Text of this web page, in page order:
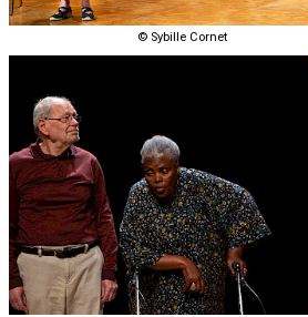
© Sybille Cornet